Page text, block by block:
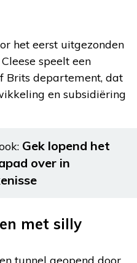
het eerst uitgezonden
speelt een
Brits departement, dat
en subsidiëring
Gek lopend het
over in
met silly